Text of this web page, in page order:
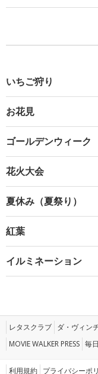
いちご狩り
お花見
ゴールデンウィーク
花火大会
夏休み（夏祭り）
紅葉
イルミネーション
レタスクラブ ダ・ヴィン
MOVIE WALKER PRESS 毎
利用規約 プライバシーポ